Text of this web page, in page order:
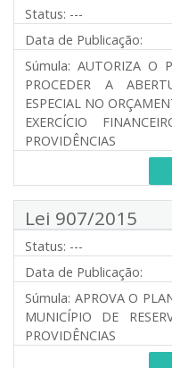
Status: ---
Data de Publicação:
Súmula: AUTORIZA O
PROCEDER A
ESPECIAL NO
EXERCÍCIO
PROVIDÊNCIAS
Lei 907/2015
Status: ---
Data de Publicação:
Súmula: APROVA O
MUNICÍPIO DE
PROVIDÊNCIAS